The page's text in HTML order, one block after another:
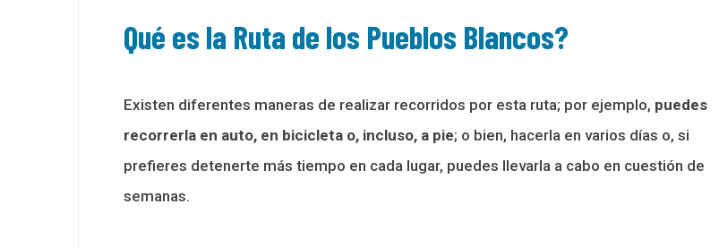
Qué es la Ruta de los Pueblos Blancos?
Existen diferentes maneras de realizar recorridos por esta ruta; por ejemplo, puedes
recorrerla en auto, en bicicleta o, incluso, a pie; o bien, hacerla en varios días o, si
prefieres detenerte más tiempo en cada lugar, puedes llevarla a cabo en cuestión de
semanas.